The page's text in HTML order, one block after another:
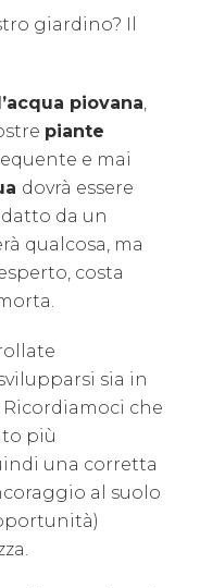
giardino? Il
l’acqua piovana,
piante
e mai
dovrà essere
da un
qualcosa, ma
costa
sia in
che
più
una corretta
al suolo